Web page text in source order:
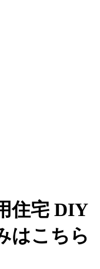
住宅 DIY
はこちら